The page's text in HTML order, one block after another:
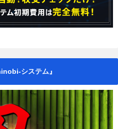
システム』